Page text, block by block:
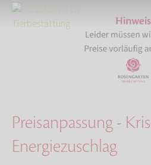
Aktuelles
Preisanpassung - Krisenbedingter
Preisanpassung -
Energiezuschlag